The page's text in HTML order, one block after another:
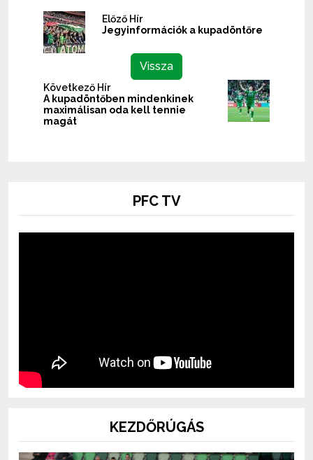
Előző Hír
Jegyinformációk a kupadöntőre
Vissza
Következő Hír
A kupadöntőben mindenkinek
maximálisan oda kell tennie
magát
PFC TV
KEZDŐRÚGÁS